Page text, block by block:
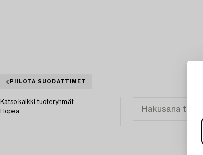
PIILOTA SUODATTIMET
Katso kaikki tuoteryhmät
Hopea